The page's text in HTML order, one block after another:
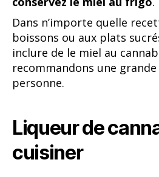
Dans n’importe quelle
boissons ou aux plats
inclure de le miel au
recommandons une
personne.
Liqueur de
cuisiner